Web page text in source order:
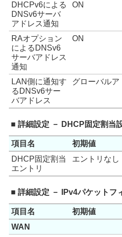
DHCPv6による
DNSv6サーバ
アドレス通知
ON
RAオプション
によるDNSv6
サーバアドレス
通知
ON
LAN側に通知す
るDNSv6サー
バアドレス
グローバルア
■ 詳細設定 － DHCP固定割当
項目名 初期値
DHCP固定割当
エントリ
エントリなし
■ 詳細設定 － IPv4パケットフ
項目名 初期値
WAN